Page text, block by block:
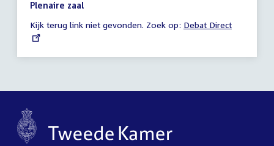
23:59
uur
Plenaire zaal
Kijk terug link niet gevonden. Zoek op: External
Debat Direct